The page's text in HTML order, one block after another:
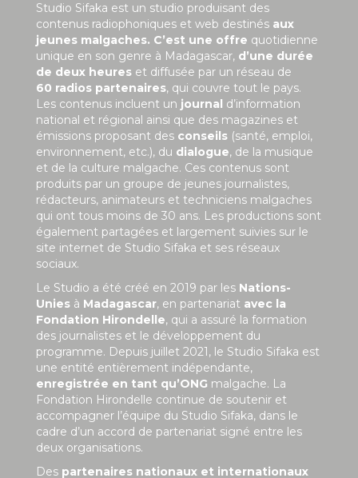
Studio Sifaka est un studio produisant des
contenus radiophoniques et web destinés aux
jeunes malgaches. C’est une offre quotidienne
unique en son genre à Madagascar, d’une durée
de deux heures et diffusée par un réseau de
60 radios partenaires, qui couvre tout le pays.
Les contenus incluent un journal d’information
national et régional ainsi que des magazines et
émissions proposant des conseils (santé, emploi,
environnement, etc.), du dialogue, de la musique
et de la culture malgache. Ces contenus sont
produits par un groupe de jeunes journalistes,
rédacteurs, animateurs et techniciens malgaches
qui ont tous moins de 30 ans. Les productions sont
également partagées et largement suivies sur le
site internet de Studio Sifaka et ses réseaux
sociaux.
Le Studio a été créé en 2019 par les Nations-
Unies à Madagascar, en partenariat avec la
Fondation Hirondelle, qui a assuré la formation
des journalistes et le développement du
programme. Depuis juillet 2021, le Studio Sifaka est
une entité entièrement indépendante,
enregistrée en tant qu’ONG malgache. La
Fondation Hirondelle continue de soutenir et
accompagner l’équipe du Studio Sifaka, dans le
cadre d’un accord de partenariat signé entre les
deux organisations.
Des partenaires nationaux et internationaux